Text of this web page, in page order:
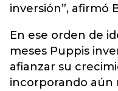
inversión”, afirmó
En ese orden de
meses Puppis
afianzar su
incorporando aún